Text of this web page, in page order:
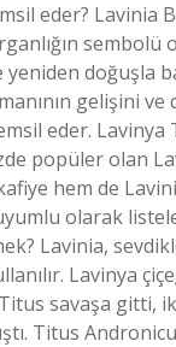
eder? Lavinia
sembolü
yeniden doğuşla
gelişini ve
eder.
popüler olan
hem de
olarak
Lavinia,
Lavinya
savaşa gitti,
Titus